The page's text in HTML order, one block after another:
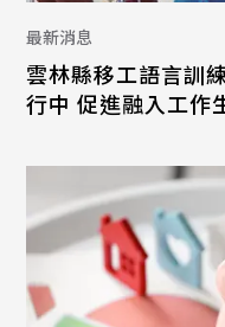
最新消息
雲林縣移工語言訓
行中 促進融入工作